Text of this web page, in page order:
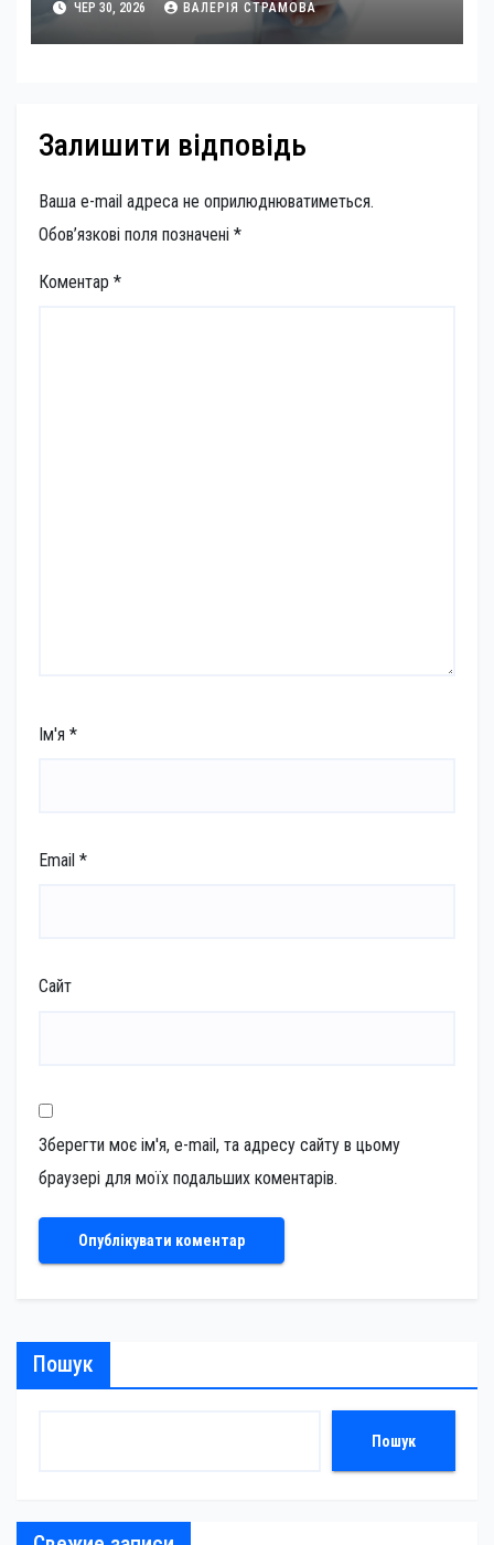
ЧЕР 30, 2026 ВАЛЕРІЯ СТРАМОВА
Залишити відповідь
Ваша e-mail адреса не оприлюднюватиметься.
Обов’язкові поля позначені *
Коментар *
Ім'я *
Email *
Сайт
Зберегти моє ім'я, e-mail, та адресу сайту в цьому
браузері для моїх подальших коментарів.
Пошук
Пошук